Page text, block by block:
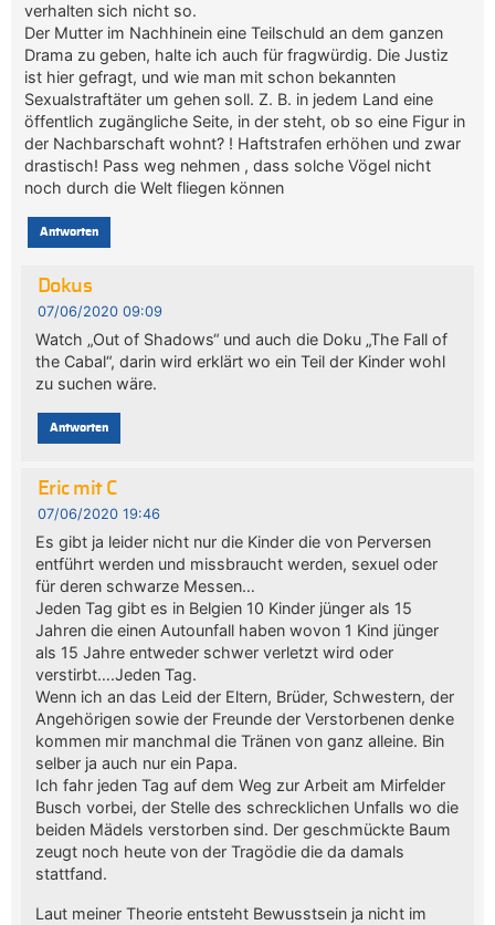
verhalten sich nicht so.
Der Mutter im Nachhinein eine Teilschuld an dem ganzen
Drama zu geben, halte ich auch für fragwürdig. Die Justiz
ist hier gefragt, und wie man mit schon bekannten
Sexualstraftäter um gehen soll. Z. B. in jedem Land eine
öffentlich zugängliche Seite, in der steht, ob so eine Figur in
der Nachbarschaft wohnt? ! Haftstrafen erhöhen und zwar
drastisch! Pass weg nehmen , dass solche Vögel nicht
noch durch die Welt fliegen können
Antworten
Dokus
07/06/2020 09:09
Watch „Out of Shadows“ und auch die Doku „The Fall of
the Cabal“, darin wird erklärt wo ein Teil der Kinder wohl
zu suchen wäre.
Antworten
Eric mit C
07/06/2020 19:46
Es gibt ja leider nicht nur die Kinder die von Perversen
entführt werden und missbraucht werden, sexuel oder
für deren schwarze Messen…
Jeden Tag gibt es in Belgien 10 Kinder jünger als 15
Jahren die einen Autounfall haben wovon 1 Kind jünger
als 15 Jahre entweder schwer verletzt wird oder
verstirbt….Jeden Tag.
Wenn ich an das Leid der Eltern, Brüder, Schwestern, der
Angehörigen sowie der Freunde der Verstorbenen denke
kommen mir manchmal die Tränen von ganz alleine. Bin
selber ja auch nur ein Papa.
Ich fahr jeden Tag auf dem Weg zur Arbeit am Mirfelder
Busch vorbei, der Stelle des schrecklichen Unfalls wo die
beiden Mädels verstorben sind. Der geschmückte Baum
zeugt noch heute von der Tragödie die da damals
stattfand.
Laut meiner Theorie entsteht Bewusstsein ja nicht im